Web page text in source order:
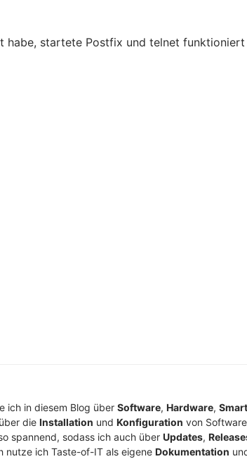
habe, startete Postfix und telnet funktioniert
ich in diesem Blog über Software, Hardware, Smart
die Installation und Konfiguration von
spannend, sodass ich auch über Updates,
nutze ich Taste-of-IT als eigene Dokumentation